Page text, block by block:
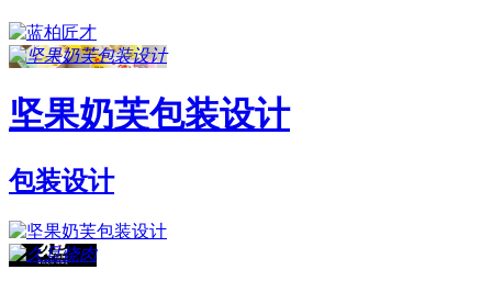
坚果奶芙包装设计
包装设计